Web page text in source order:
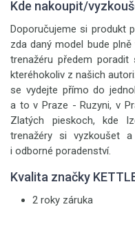
Kde nakoupit/
Doporučujeme si produkt
zda daný model bude
trenažéru předem poradit
kteréhokoliv z našich
se vydejte přímo do
a to v Praze - Ruzyni, v
Zlatých pieskoch, kde
trenažéry si vyzkoušet
i odborné poradenství.
Kvalita značky
2 roky záruka